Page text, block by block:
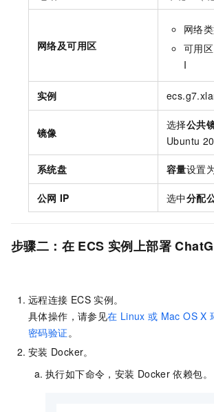
网络及可用区
网络
可用
I
实例
镜像
选择公共
Ubuntu
系统盘 容量设置
公网 IP 选中分配
步骤二：在 ECS 实例上部署
远程连接 ECS 实例。
具体操作，请参见在 Linux 或 Mac OS X
密码验证 。
安装 Docker。
执行如下命令，安装 Docker 依赖包。